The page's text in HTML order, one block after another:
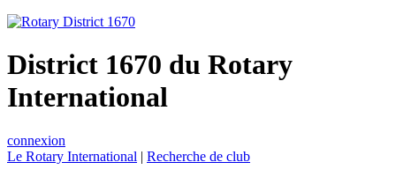
District 1670 du Rotary
International
connexion
Le Rotary International | Recherche de club